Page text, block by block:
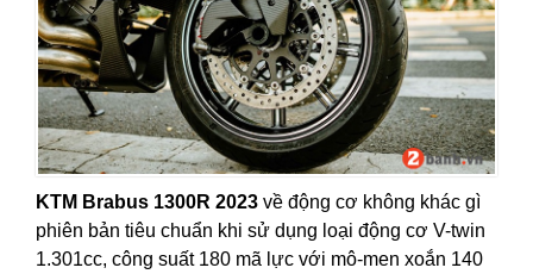
KTM Brabus 1300R 2023 về động cơ không khác gì
phiên bản tiêu chuẩn khi sử dụng loại động cơ V-twin
1.301cc, công suất 180 mã lực với mô-men xoắn 140